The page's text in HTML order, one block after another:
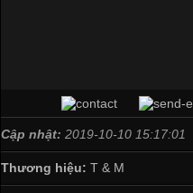
Cập nhật: 2019-10-10 15:17:01
Thương hiệu: T & M